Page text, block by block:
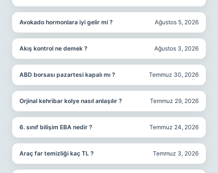
Avokado hormonlara iyi gelir mi ? Ağustos 5, 2026
Akış kontrol ne demek ? Ağustos 3, 2026
ABD borsası pazartesi kapalı mı ? Temmuz 30, 2026
Orjinal kehribar kolye nasıl anlaşılır ? Temmuz 29, 2026
6. sınıf bilişim EBA nedir ? Temmuz 24, 2026
Araç far temizliği kaç TL ? Temmuz 3, 2026